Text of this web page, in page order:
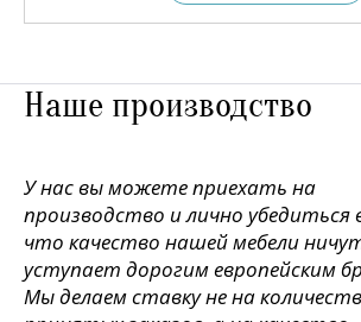
Наше производство
У нас вы можете приехать на
производство и лично убедиться
что качество нашей мебели
уступает дорогим европейским
Мы делаем ставку не на